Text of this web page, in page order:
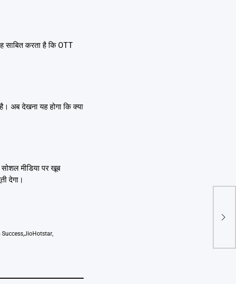
साबित करता है कि OTT
अब देखना यह होगा कि क्या
सोशल मीडिया पर खूब
देगा।
SuccessJioHotstar
रेलवे